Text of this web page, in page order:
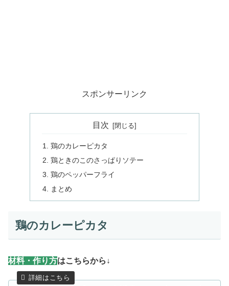
スポンサーリンク
目次
鶏のカレーピカタ
鶏ときのこのさっぱりソテー
鶏のペッパーフライ
まとめ
鶏のカレーピカタ
材料・作り方はこちらから↓